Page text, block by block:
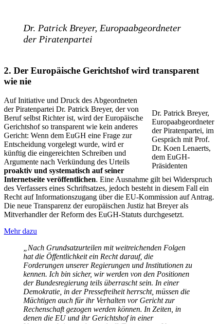
Dr. Patrick Breyer, Europaabgeordneter
der Piratenpartei
2. Der Europäische Gerichtshof wird transparent
wie nie
Dr. Patrick Breyer,
Europaabgeordneter
der Piratenpartei, im
Gespräch mit Prof.
Dr. Koen Lenaerts,
dem EuGH-
Präsidenten
Auf Initiative und Druck des Abgeordneten
der Piratenpartei Dr. Patrick Breyer, der von
Beruf selbst Richter ist, wird der Europäische
Gerichtshof so transparent wie kein anderes
Gericht: Wenn dem EuGH eine Frage zur
Entscheidung vorgelegt wurde, wird er
künftig die eingereichten Schreiben und
Argumente nach Verkündung des Urteils
proaktiv und systematisch auf seiner
Internetseite veröffentlichen. Eine Ausnahme gilt bei Widerspruch
des Verfassers eines Schriftsatzes, jedoch besteht in diesem Fall ein
Recht auf Informationszugang über die EU-Kommission auf Antrag.
Die neue Transparenz der europäischen Justiz hat Breyer als
Mitverhandler der Reform des EuGH-Statuts durchgesetzt.
Mehr dazu
„Nach Grundsatzurteilen mit weitreichenden Folgen
hat die Öffentlichkeit ein Recht darauf, die
Forderungen unserer Regierungen und Institutionen zu
kennen. Ich bin sicher, wir werden von den Positionen
der Bundesregierung teils überrascht sein. In einer
Demokratie, in der Pressefreiheit herrscht, müssen die
Mächtigen auch für ihr Verhalten vor Gericht zur
Rechenschaft gezogen werden können. In Zeiten, in
denen die EU und ihr Gerichtshof in einer